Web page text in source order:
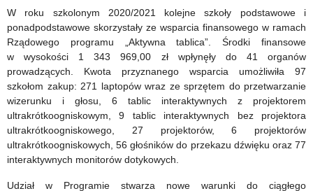
W roku szkolonym 2020/2021 kolejne szkoły podstawowe i
ponadpodstawowe skorzystały ze wsparcia finansowego w ramach
Rządowego programu „Aktywna tablica”. Środki finansowe
w wysokości 1 343 969,00 zł wpłynęły do 41 organów
prowadzących. Kwota przyznanego wsparcia umożliwiła 97
szkołom zakup: 271 laptopów wraz ze sprzętem do przetwarzanie
wizerunku i głosu, 6 tablic interaktywnych z projektorem
ultrakrótkoogniskowym, 9 tablic interaktywnych bez projektora
ultrakrótkoogniskowego, 27 projektorów, 6 projektorów
ultrakrótkoogniskowych, 56 głośników do przekazu dźwięku oraz 77
interaktywnych monitorów dotykowych.
Udział w Programie stwarza nowe warunki do ciągłego
szkolnym
2021/2022